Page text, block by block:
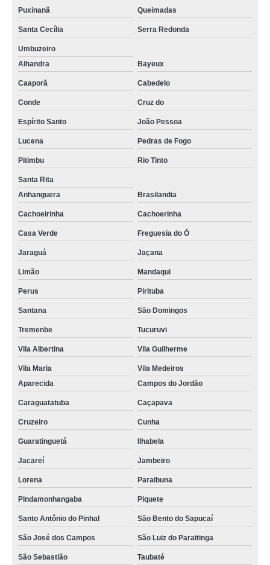
Puxinanã Queimadas
Santa Cecília Serra Redonda
Umbuzeiro
Alhandra
Bayeux
Caaporã Cabedelo
Conde Cruz do
Espírito Santo João Pessoa
Lucena Pedras de Fogo
Pitimbu Rio Tinto
Santa Rita
Anhanguera
Brasilandia
Cachoeirinha Cachoerinha
Casa Verde Freguesia do Ó
Jaraguá Jaçana
Limão Mandaqui
Perus Pirituba
Santana São Domingos
Tremenbe Tucuruvi
Vila Albertina Vila Guilherme
Vila Maria
Vila Medeiros
Aparecida
Campos do Jordão
Caraguatatuba Caçapava
Cruzeiro Cunha
Guaratinguetá Ilhabela
Jacareí Jambeiro
Lorena Paraibuna
Pindamonhangaba Piquete
Santo Antônio do Pinhal São Bento do Sapucaí
São José dos Campos São Luiz do Paraitinga
São Sebastião Taubaté